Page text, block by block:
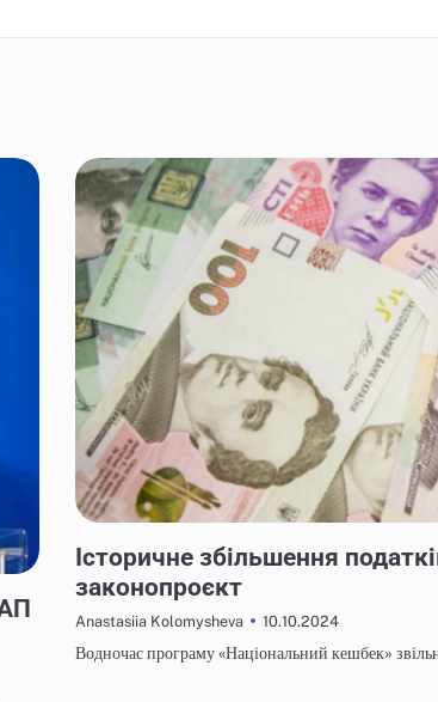
Історичне збільшення
законопроєкт
Anastasiia Kolomysheva 10.10.2024
Водночас програму «Національний кешбек»